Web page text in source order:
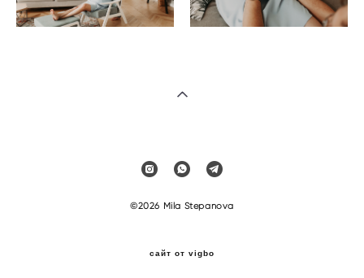
©2026 Mila Stepanova
сайт от vigbo